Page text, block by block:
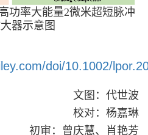
功率大能量2微米超短脉冲
器示意图
doi/10.1002/
文图：代世波
校对：杨嘉琳
初审：曾庆慧、肖艳芳